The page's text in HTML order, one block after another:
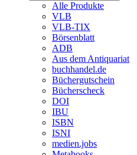
Alle Produkte
VLB
VLB-TIX
Börsenblatt
ADB
Aus dem Antiquariat
buchhandel.de
Büchergutschein
Bücherscheck
DOI
IBU
ISBN
ISNI
medien.jobs